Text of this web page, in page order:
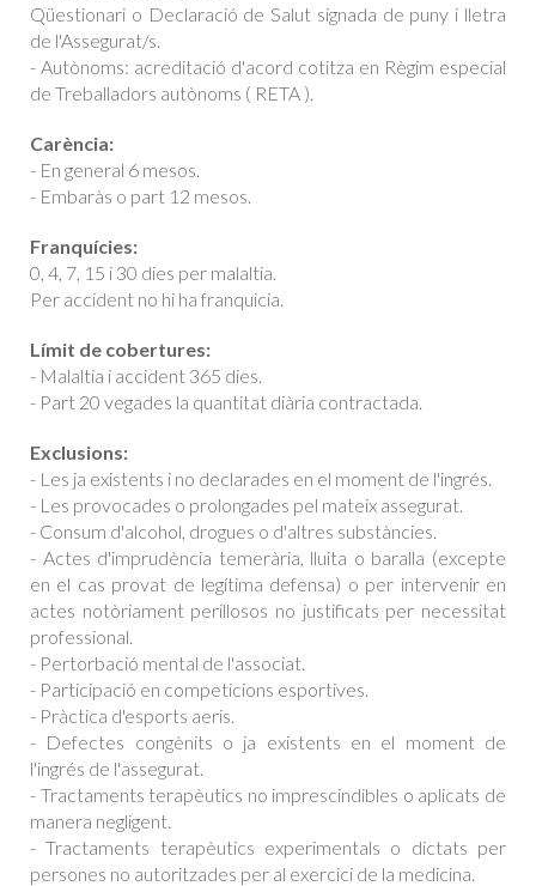
Qüestionari o Declaració de Salut signada de puny i lletra
de l'Assegurat/s.
- Autònoms: acreditació d'acord cotitza en Règim especial
de Treballadors autònoms ( RETA ).
Carència:
- En general 6 mesos.
- Embaràs o part 12 mesos.
Franquícies:
0, 4, 7, 15 i 30 dies per malaltia.
Per accident no hi ha franquicia.
Límit de cobertures:
- Malaltia i accident 365 dies.
- Part 20 vegades la quantitat diària contractada.
Exclusions:
- Les ja existents i no declarades en el moment de l'ingrés.
- Les provocades o prolongades pel mateix assegurat.
- Consum d'alcohol, drogues o d'altres substàncies.
- Actes d'imprudència temerària, lluita o baralla (excepte
en el cas provat de legítima defensa) o per intervenir en
actes notòriament perillosos no justificats per necessitat
professional.
- Pertorbació mental de l'associat.
- Participació en competicions esportives.
- Pràctica d'esports aeris.
- Defectes congènits o ja existents en el moment de
l'ingrés de l'assegurat.
- Tractaments terapèutics no imprescindibles o aplicats de
manera negligent.
- Tractaments terapèutics experimentals o dictats per
persones no autoritzades per al exercici de la medicina.